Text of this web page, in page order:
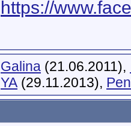
https://
Galina (21.06.2011),
YA (29.11.2013),